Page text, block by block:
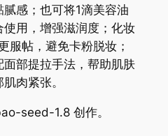
感；也可将1滴美容油
用，增强滋润度；化妆
服帖，避免卡粉脱妆；
部提拉手法，帮助肌肤
肉紧张。
seed-1.8 创作。